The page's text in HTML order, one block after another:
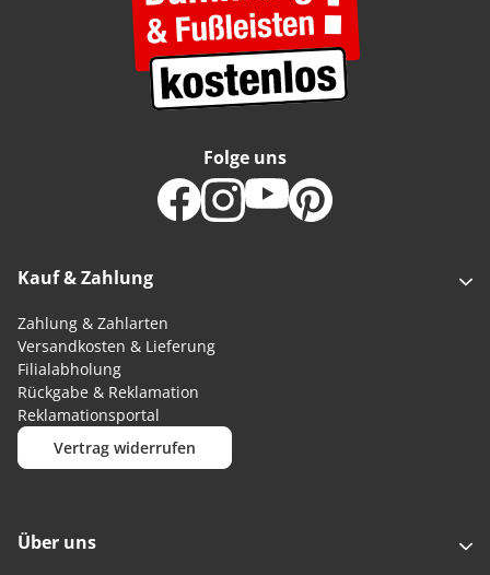
Kauf & Zahlung
Zahlung & Zahlarten
Versandkosten & Lieferung
Filialabholung
Rückgabe & Reklamation
Reklamationsportal
Vertrag widerrufen
Folge uns
Über uns